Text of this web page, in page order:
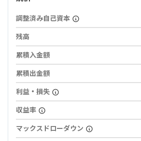
調整済み自己資本
残高
累積入金額
累積出金額
利益・損失
収益率
マックスドローダウン